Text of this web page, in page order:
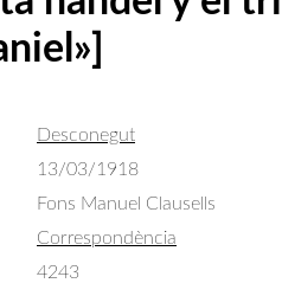
Desconegut
13/03/1918
Fons Manuel Clausells
Correspondència
4243